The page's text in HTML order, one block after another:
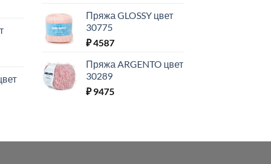
Пряжа GLOSSY цвет
30775
₽4587
Пряжа ARGENTO цвет
30289
₽9475